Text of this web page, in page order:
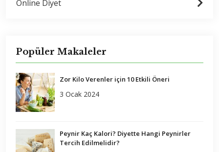
Online Diyet
Popüler Makaleler
Zor Kilo Verenler için 10 Etkili Öneri
3 Ocak 2024
Peynir Kaç Kalori? Diyette Hangi Peynirler
Tercih Edilmelidir?